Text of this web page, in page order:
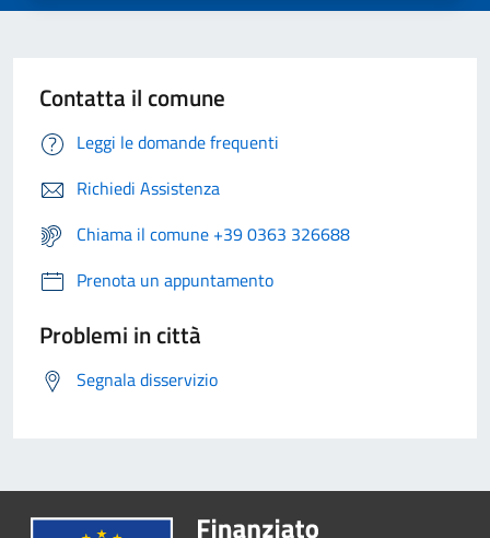
Contatta il comune
Leggi le domande frequenti
Richiedi Assistenza
Chiama il comune +39 0363 326688
Prenota un appuntamento
Problemi in città
Segnala disservizio